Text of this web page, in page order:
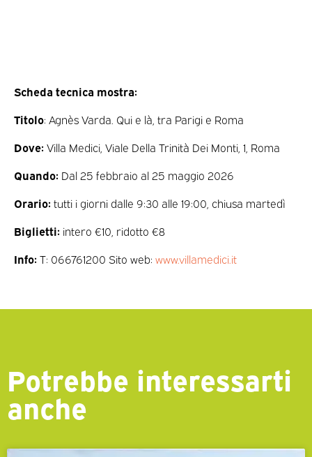
Scheda tecnica mostra:
Titolo: Agnès Varda. Qui e là, tra Parigi e Roma
Dove: Villa Medici, Viale Della Trinità Dei Monti, 1, Roma
Quando: Dal 25 febbraio al 25 maggio 2026
Orario: tutti i giorni dalle 9:30 alle 19:00, chiusa martedì
Biglietti: intero €10, ridotto €8
Info: T: 066761200 Sito web: www.villamedici.it
Potrebbe interessarti
anche